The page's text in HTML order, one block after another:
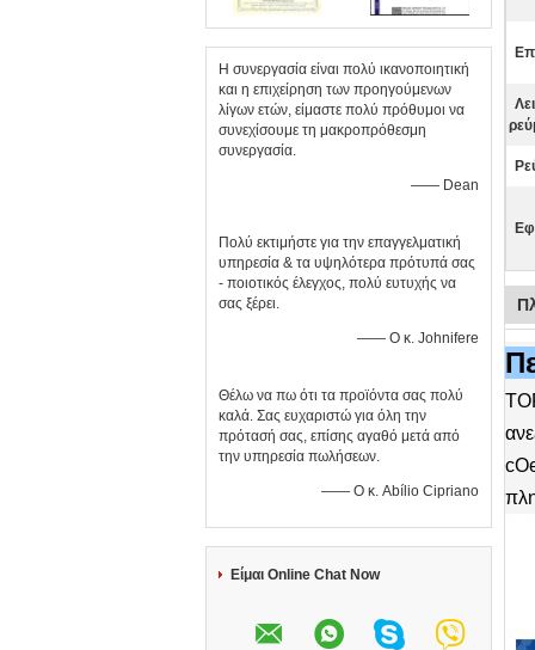
Η συνεργασία είναι πολύ ικανοποιητική
και η επιχείρηση των προηγούμενων
λίγων ετών, είμαστε πολύ πρόθυμοι να
συνεχίσουμε τη μακροπρόθεσμη
συνεργασία.
—— Dean
Πολύ εκτιμήστε για την επαγγελματική
υπηρεσία & τα υψηλότερα πρότυπά σας
- ποιοτικός έλεγχος, πολύ ευτυχής να
σας ξέρει.
—— Ο κ. Johnifere
Θέλω να πω ότι τα προϊόντα σας πολύ
καλά. Σας ευχαριστώ για όλη την
πρότασή σας, επίσης αγαθό μετά από
την υπηρεσία πωλήσεων.
—— Ο κ. Abílio Cipriano
Είμαι Online Chat Now